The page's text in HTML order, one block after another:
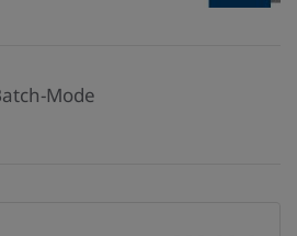
Mode